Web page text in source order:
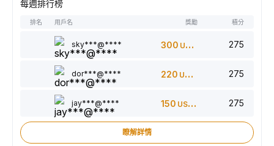
每週排行榜
排名 用戶名 獎勵 積分
sky***@**** 300 USDT 275
dor***@**** 220 USDT 275
jay***@**** 150 USDT 275
瞭解詳情